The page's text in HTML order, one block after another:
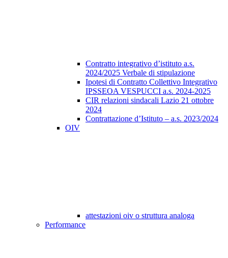
Contratto integrativo d’istituto a.s.
2024/2025 Verbale di stipulazione
Ipotesi di Contratto Collettivo Integrativo
IPSSEOA VESPUCCI a.s. 2024-2025
CIR relazioni sindacali Lazio 21 ottobre
2024
Contrattazione d’Istituto – a.s. 2023/2024
OIV
attestazioni oiv o struttura analoga
Performance